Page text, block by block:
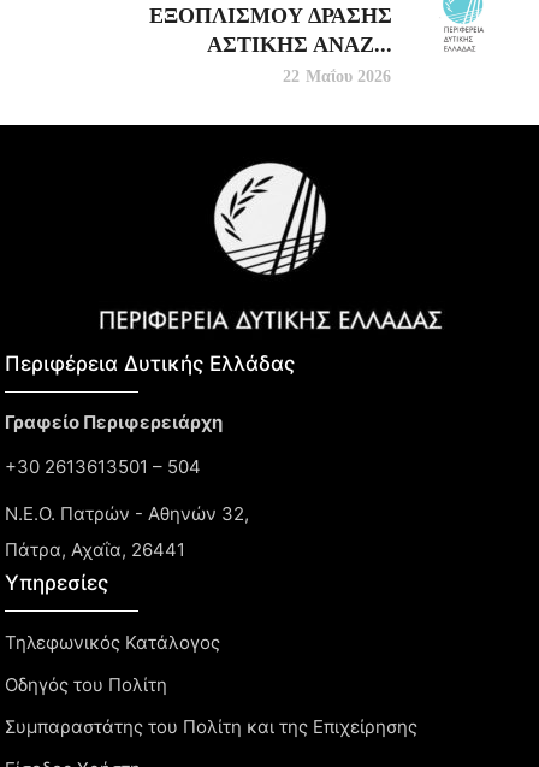
ΕΞΟΠΛΙΣΜΟΥ ΔΡΑΣΗΣ
ΑΣΤΙΚΗΣ ΑΝΑΖ...
22 Μαΐου 2026
Περιφέρεια Δυτικής Ελλάδας​
Γραφείο Περιφερειάρχη
+30 2613613501 – 504
Ν.Ε.Ο. Πατρών - Αθηνών 32,
Πάτρα, Αχαΐα, 26441
Υπηρεσίες
Τηλεφωνικός Κατάλογος
Οδηγός του Πολίτη
Συμπαραστάτης του Πολίτη και της Επιχείρησης